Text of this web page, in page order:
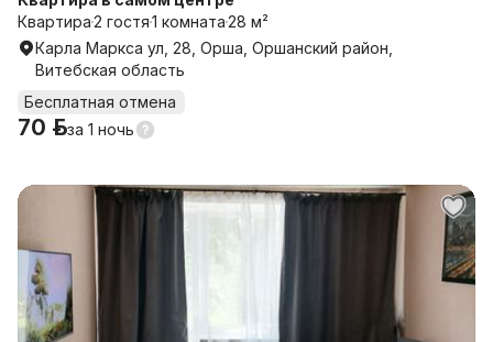
Квартира2 гостя1 комната28 м²
Карла Маркса ул, 28, Орша, Оршанский район,
Витебская область
Бесплатная отмена
70 р.за 1 ночь